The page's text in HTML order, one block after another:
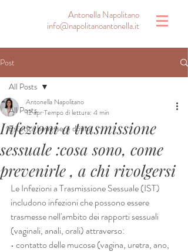
Antonella Napolitano
info@napolitanoantonella.it
Post
All Posts
Estetica benessere donna
All Posts
Infezioni a trasmissione
sessuale :cosa sono, come
prevenirle , a chi rivolgersi
Antonella Napolitano
12 aprTempo di lettura: 4 min
Le Infezioni a Trasmissione Sessuale (IST)
includono infezioni che possono essere
trasmesse nell'ambito dei rapporti sessuali
(vaginali, anali, orali) attraverso:
• contatto delle mucose (vagina, uretra, ano,